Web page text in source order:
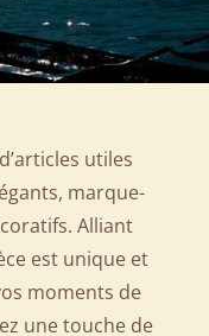
utiles
marque-
Alliant
est unique et
moments de
une touche de